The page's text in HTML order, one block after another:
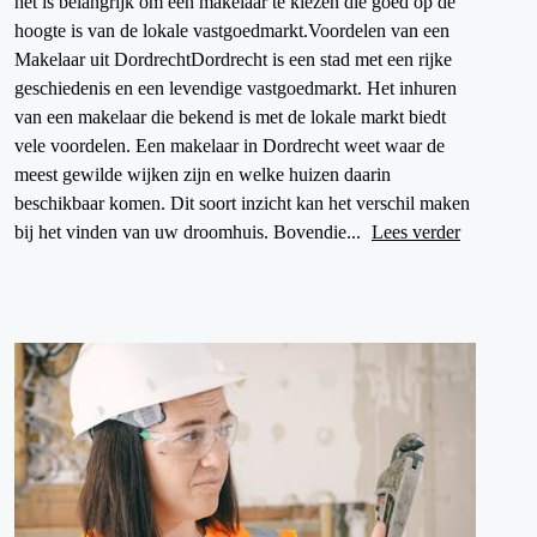
hoogte is van de lokale vastgoedmarkt.Voordelen van een
Makelaar uit DordrechtDordrecht is een stad met een rijke
geschiedenis en een levendige vastgoedmarkt. Het inhuren
van een makelaar die bekend is met de lokale markt biedt
vele voordelen. Een makelaar in Dordrecht weet waar de
meest gewilde wijken zijn en welke huizen daarin
beschikbaar komen. Dit soort inzicht kan het verschil maken
bij het vinden van uw droomhuis. Bovendie... Lees verder